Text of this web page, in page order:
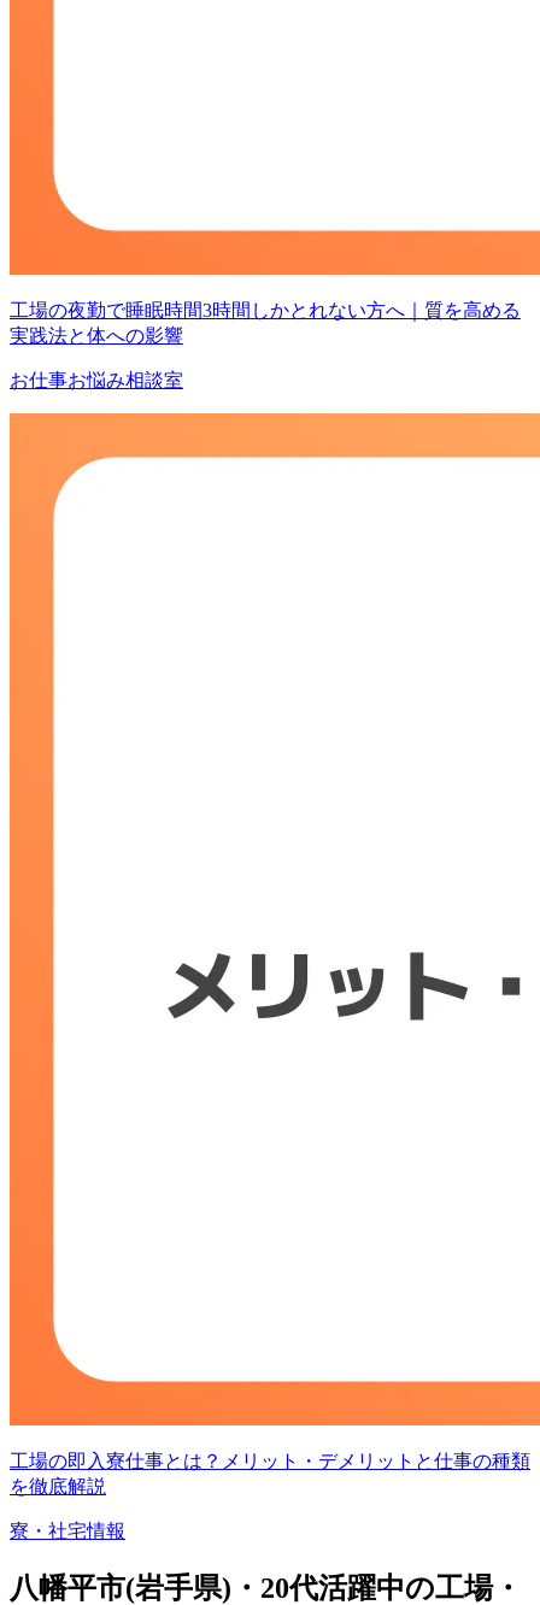
工場の夜勤で睡眠時間3時間しかとれない方へ｜質を高める
実践法と体への影響
お仕事お悩み相談室
工場の即入寮仕事とは？メリット・デメリットと仕事の種類
を徹底解説
寮・社宅情報
八幡平市(岩手県)・20代活躍中の工場・